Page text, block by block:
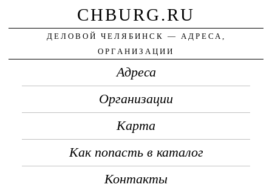
CHBURG.RU
ДЕЛОВОЙ ЧЕЛЯБИНСК — АДРЕСА,
ОРГАНИЗАЦИИ
Адреса
Организации
Карта
Как попасть в каталог
Контакты